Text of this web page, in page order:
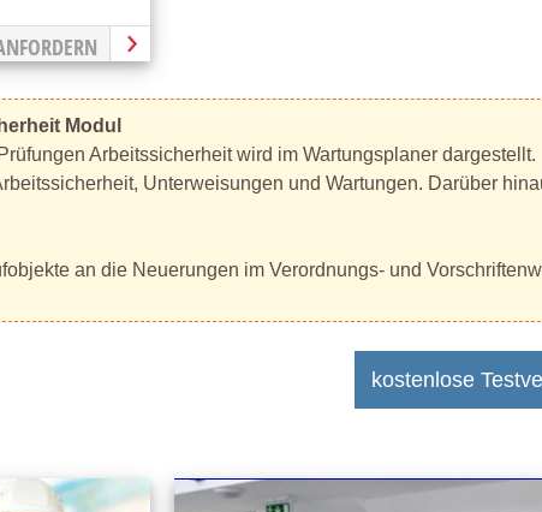
Modul
Arbeitssicherheit wird im Wartungsplaner dargestellt.
Unterweisungen und Wartungen. Darüber
an die Neuerungen im Verordnungs- und
kostenlose